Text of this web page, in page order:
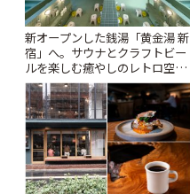
新オープンした銭湯「黄金湯 新
宿」へ。サウナとクラフトビー
ルを楽しむ癒やしのレトロ空間
| ことりっぷ